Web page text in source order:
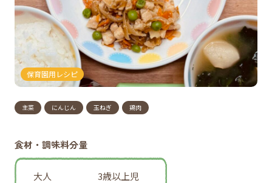
保育園用レシピ
主菜 にんじん 玉ねぎ 鶏肉
食材・調味料分量
大人 3歳以上児